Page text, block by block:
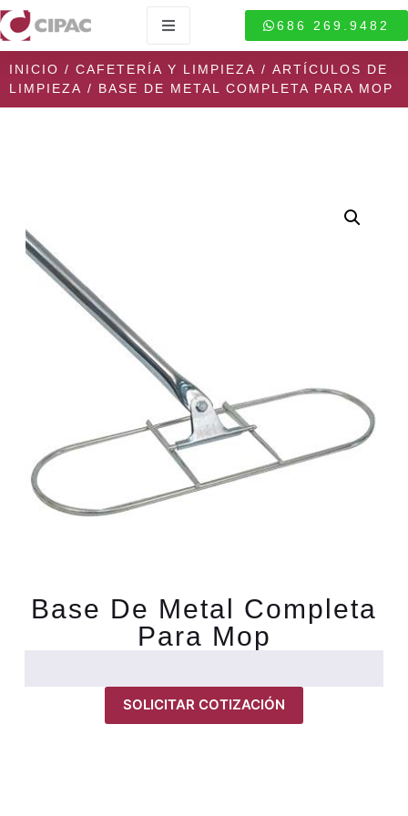
686 269.9482
INICIO / CAFETERÍA Y LIMPIEZA / ARTÍCULOS DE
LIMPIEZA / BASE DE METAL COMPLETA PARA MOP
Base De Metal Completa
Para Mop
SOLICITAR COTIZACIÓN